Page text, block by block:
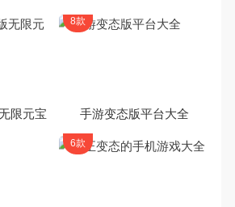
限元宝 手游变态版平台大全
8款
6款